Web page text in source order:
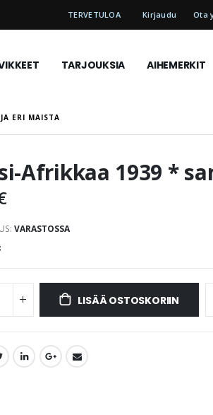
TERVETULOA Kirjaudu Ota
TARJOUKSIA AIHEMERKIT
ERI MAISTA
Afrikkaa 1939 *
VARASTOSSA
LISÄÄ OSTOSKORIIN